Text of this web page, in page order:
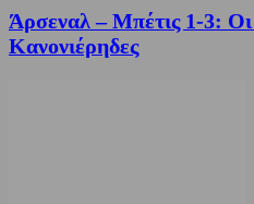
Άρσεναλ – Μπέτις 1-3: Οι
Κανονιέρηδες